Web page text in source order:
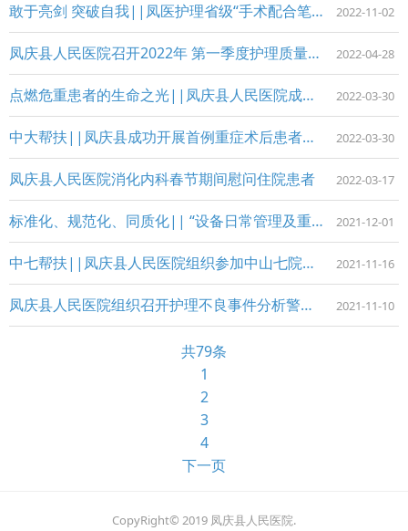
敢于亮剑 突破自我||凤医护理省级“手术配合笔记”竞赛展风采 2022-11-02
凤庆县人民医院召开2022年 第一季度护理质量管理委员会 2022-04-28
点燃危重患者的生命之光||凤庆县人民医院成功开展首例枸橼酸纳抗凝下床旁CRRT新技术 2022-03-30
中大帮扶||凤庆县成功开展首例重症术后患者经鼻高流量吸氧新型氧疗技术 2022-03-30
凤庆县人民医院消化内科春节期间慰问住院患者 2022-03-17
标准化、规范化、同质化|| “设备日常管理及重点环节感染防控管理”专题培训会 2021-12-01
中七帮扶||凤庆县人民医院组织参加中山七院护理继教班线上培训 2021-11-16
凤庆县人民医院组织召开护理不良事件分析警示教育会 2021-11-10
共79条
1
2
3
4
下一页
CopyRight© 2019 凤庆县人民医院.